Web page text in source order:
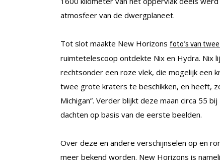
atmosfeer van de dwergplaneet.
Tot slot maakte New Horizons foto’s van
ruimtetelescoop ontdekte Nix en Hydra. Nix
rechtsonder een roze vlek, die mogelijk een
twee grote kraters te beschikken, en heeft,
Michigan”. Verder blijkt deze maan circa 55
dachten op basis van de eerste beelden.
Over deze en andere verschijnselen op en
meer bekend worden. New Horizons is